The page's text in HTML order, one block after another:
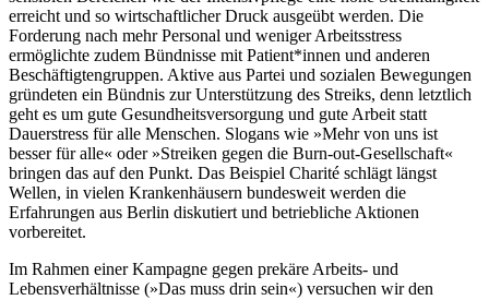
erreicht und so wirtschaftlicher Druck ausgeübt werden. Die
Forderung nach mehr Personal und weniger Arbeitsstress
ermöglichte zudem Bündnisse mit Patient*innen und anderen
Beschäftigtengruppen. Aktive aus Partei und sozialen Bewegungen
gründeten ein Bündnis zur Unterstützung des Streiks, denn letztlich
geht es um gute Gesundheitsversorgung und gute Arbeit statt
Dauerstress für alle Menschen. Slogans wie »Mehr von uns ist
besser für alle« oder »Streiken gegen die Burn-out-Gesellschaft«
bringen das auf den Punkt. Das Beispiel Charité schlägt längst
Wellen, in vielen Krankenhäusern bundesweit werden die
Erfahrungen aus Berlin diskutiert und betriebliche Aktionen
vorbereitet.
Im Rahmen einer Kampagne gegen prekäre Arbeits- und
Lebensverhältnisse (»Das muss drin sein«) versuchen wir den